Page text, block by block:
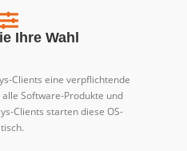
Ihre Wahl
Clients eine verpflichtende
Software-Produkte und
Clients starten diese OS-